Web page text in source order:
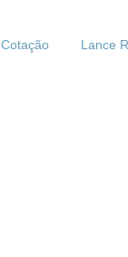
Cotação Lance